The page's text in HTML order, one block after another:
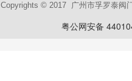
Copyrights © 2017 广州市孚罗泰阀
粤公网安备